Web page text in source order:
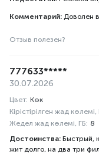
Комментарий: Доволен
Отзыв полезен?
777633*****
30.07.2026
Цвет: Көк
Кірістірілген жад көлемі,
Жедел жад көлемі, ГБ: 8
Достоинства: Быстрый,
жит долго, на два три